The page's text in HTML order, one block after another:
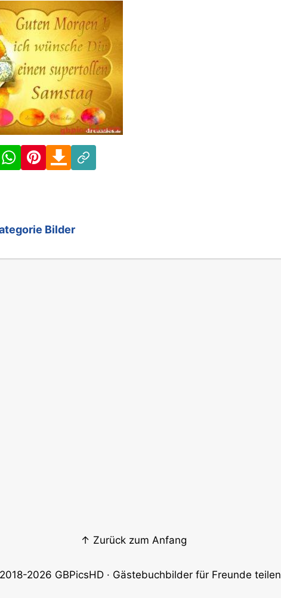
WhatsAppPinterestDownload
Link
Bilder
↑ Zurück zum Anfang
2026 GBPicsHD· Gästebuchbilder für Freunde teilen